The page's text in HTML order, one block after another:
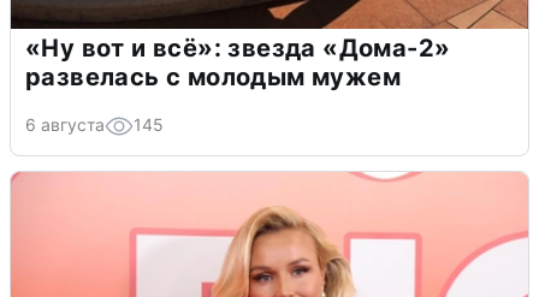
«Ну вот и всё»: звезда «Дома-2»
развелась с молодым мужем
6 августа 145